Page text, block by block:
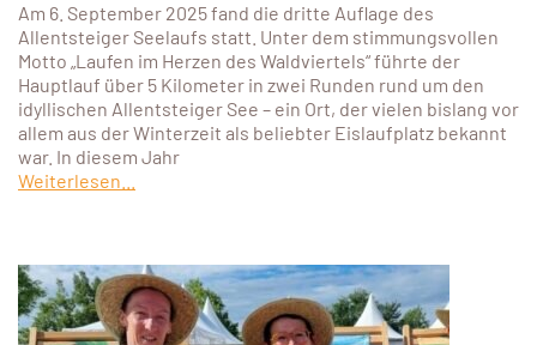
Am 6. September 2025 fand die dritte Auflage des
Allentsteiger Seelaufs statt. Unter dem stimmungsvollen
Motto „Laufen im Herzen des Waldviertels“ führte der
Hauptlauf über 5 Kilometer in zwei Runden rund um den
idyllischen Allentsteiger See – ein Ort, der vielen bislang vor
allem aus der Winterzeit als beliebter Eislaufplatz bekannt
war. In diesem Jahr
Weiterlesen...